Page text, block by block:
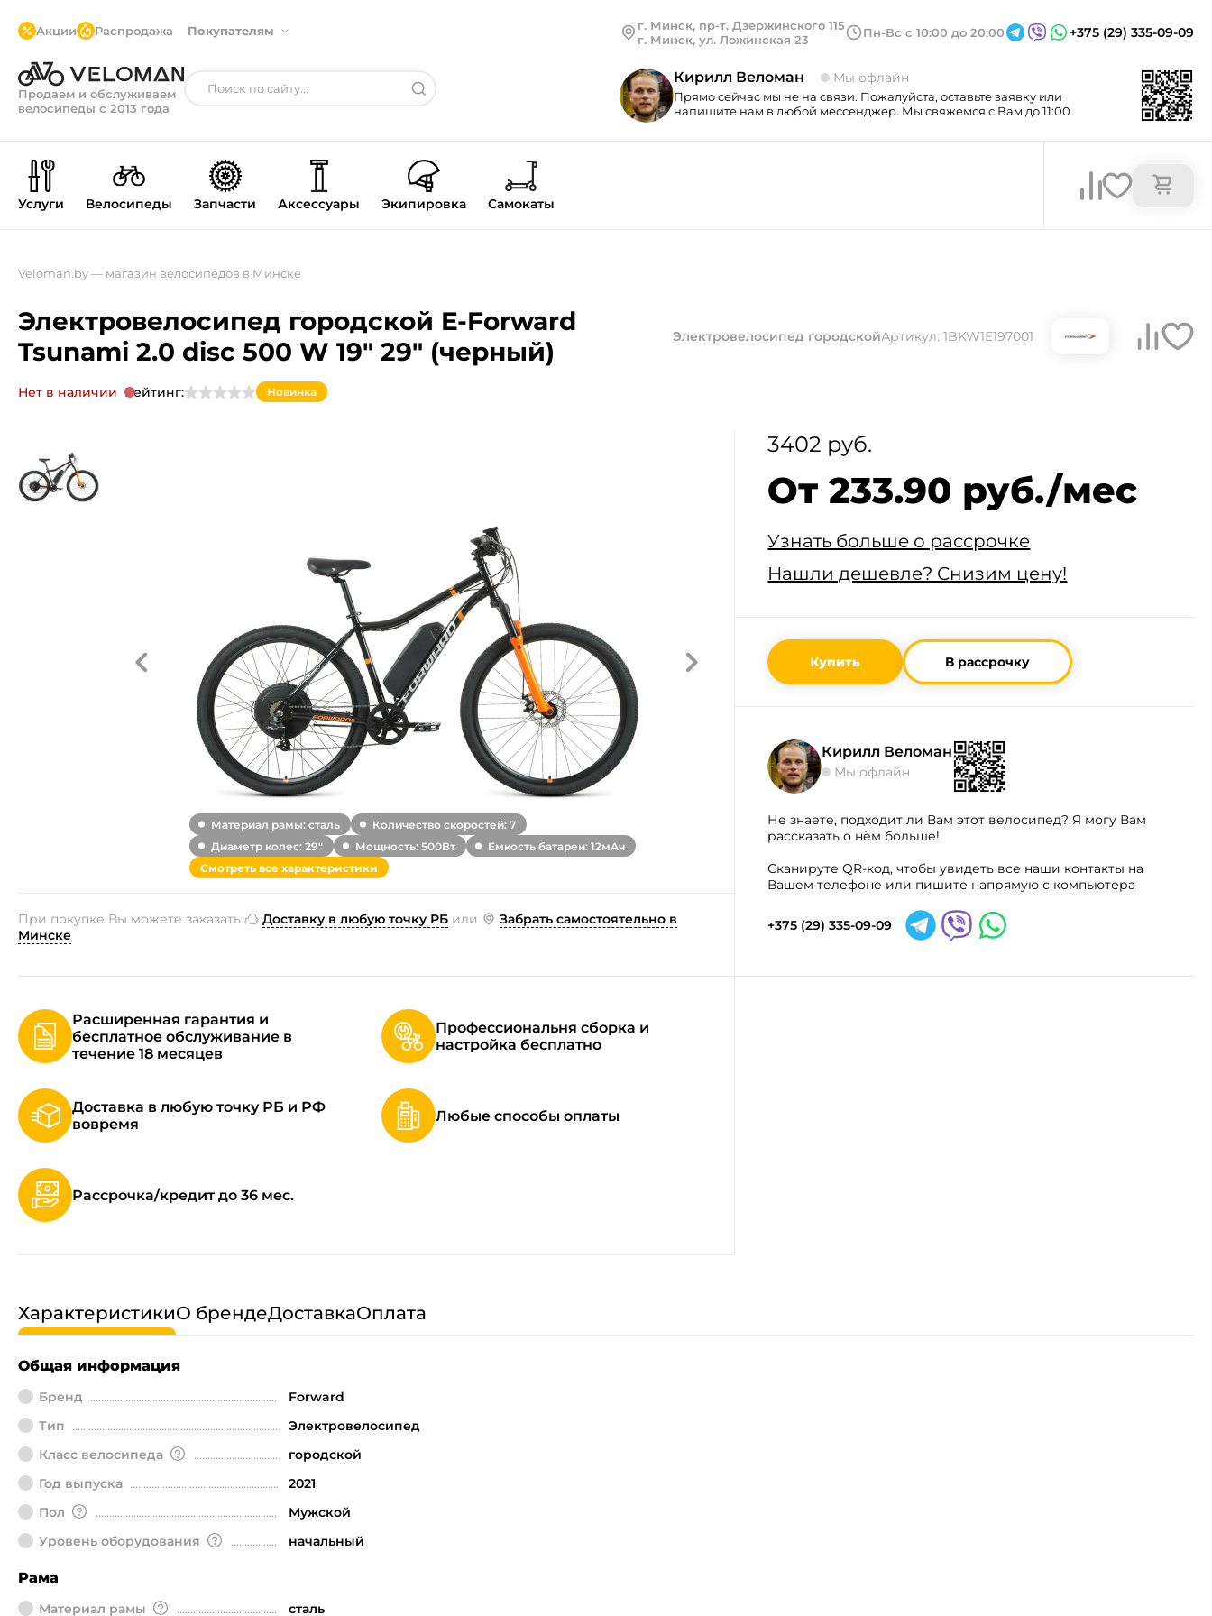
Акции Распродажа Покупателям
Продаем и обслуживаем
велосипеды с 2013 года
г. Минск, пр-т. Дзержинского 115
г. Минск, ул. Ложинская 23
Пн-Вс с 10:00 до 20:00 +375 (29) 335-09-09
Кирилл Веломан Мы офлайн
Прямо сейчас мы не на связи. Пожалуйста, оставьте заявку или
напишите нам в любой мессенджер. Мы свяжемся с Вам до 11:00.
Услуги Велосипеды Запчасти Аксессуары Экипировка Самокаты
Veloman.by — магазин велосипедов в Минске
Электровелосипед городской E-Forward
Tsunami 2.0 disc 500 W 19" 29" (черный)
Электровелосипед городскойАртикул: 1BKW1E197001
Нет в наличии Рейтинг: Новинка
Материал рамы: сталь
Количество скоростей: 7
Диаметр колес: 29"
Мощность: 500Вт
Емкость батареи: 12мАч
Смотреть все характеристики
При покупке Вы можете заказать Доставку в любую точку РБ или
Забрать самостоятельно в
Минске
3402 руб.
От 233.90 руб./мес
Узнать больше о рассрочке
Нашли дешевле? Снизим цену!
Купить В рассрочку
Кирилл Веломан
Мы офлайн
Не знаете, подходит ли Вам этот велосипед? Я могу Вам
рассказать о нём больше!
Сканируте QR-код, чтобы увидеть все наши контакты на
Вашем телефоне или пишите напрямую с компьютера
+375 (29) 335-09-09
Расширенная гарантия и
бесплатное обслуживание в
течение 18 месяцев
Профессиональня сборка и
настройка бесплатно
Доставка в любую точку РБ и РФ
вовремя
Любые способы оплаты
Рассрочка/кредит до 36 мес.
ХарактеристикиО брендеДоставкаОплата
Общая информация
Бренд
Forward
Тип
Электровелосипед
Класс велосипеда
городской
Год выпуска
2021
Пол
Мужской
Уровень оборудования
начальный
Рама
Материал рамы
сталь